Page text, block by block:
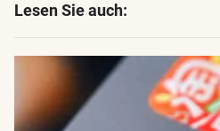
Lesen Sie auch: